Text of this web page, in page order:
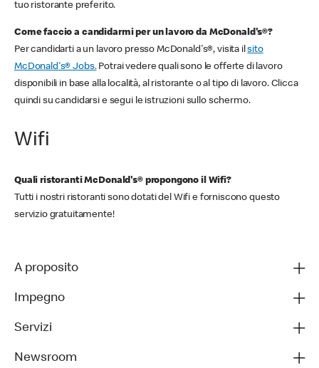
tuo ristorante preferito.
Come faccio a candidarmi per un lavoro da McDonald's®?
Per candidarti a un lavoro presso McDonald's®, visita ilsito
McDonald's® Jobs.Potrai vedere quali sono le offerte di lavoro
disponibili in base alla località, al ristorante o al tipo di lavoro. Clicca
quindi su candidarsi e segui le istruzioni sullo schermo.
Wifi
Quali ristoranti McDonald's® propongono il Wifi?
Tutti i nostri ristoranti sono dotati del Wifi e forniscono questo
servizio gratuitamente!
A proposito
Impegno
Servizi
Newsroom